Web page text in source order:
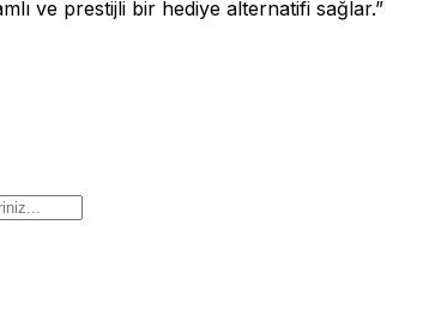
ve prestijli bir hediye alternatifi sağlar.”